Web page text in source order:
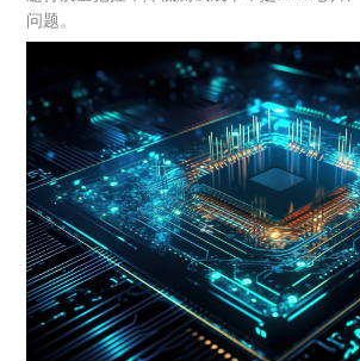
问题。